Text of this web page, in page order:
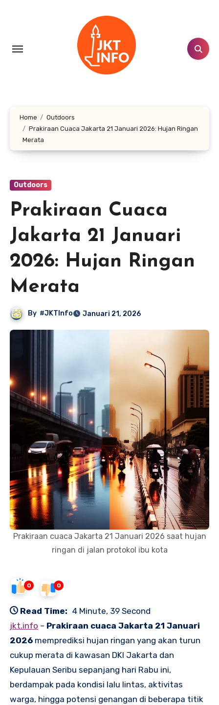
Home
Outdoors
Prakiraan Cuaca Jakarta 21 Januari 2026: Hujan Ringan
Merata
Outdoors
Prakiraan Cuaca
Jakarta 21 Januari
2026: Hujan Ringan
Merata
By #JKTInfo Januari 21, 2026
Prakiraan cuaca Jakarta 21 Januari 2026 saat hujan
ringan di jalan protokol ibu kota
0 0
Read Time: 4 Minute, 39 Second
jkt.info – Prakiraan cuaca Jakarta 21 Januari
2026 memprediksi hujan ringan yang akan turun
cukup merata di kawasan DKI Jakarta dan
Kepulauan Seribu sepanjang hari Rabu ini,
berdampak pada kondisi lalu lintas, aktivitas
warga, hingga potensi genangan di beberapa titik